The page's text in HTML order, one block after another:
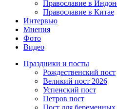
Православие в
Православие в Китае
Интервью
Мнения
Фото
Видео
Праздники и посты
Рождественский пост
Великий пост 2026
Успенский пост
Петров пост